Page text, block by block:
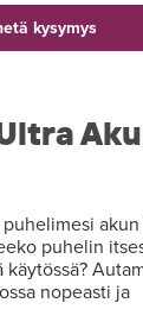
puhelin
käytössä?
nopeasti ja